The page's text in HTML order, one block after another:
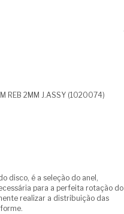
REB 2MM J.ASSY (1020074)
disco, é a seleção do anel,
para a perfeita rotação do
realizar a distribuição das